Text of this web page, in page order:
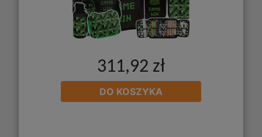
311,92 zł
DO KOSZYKA